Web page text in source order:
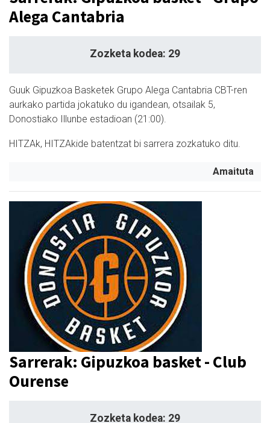
Alega Cantabria
Zozketa kodea: 29
Guuk Gipuzkoa Basketek Grupo Alega Cantabria CBT-ren
aurkako partida jokatuko du igandean, otsailak 5,
Donostiako Illunbe estadioan (21:00).
HITZAk, HITZAkide batentzat bi sarrera zozkatuko ditu.
Amaituta
Sarrerak: Gipuzkoa basket - Club
Ourense
Zozketa kodea: 29